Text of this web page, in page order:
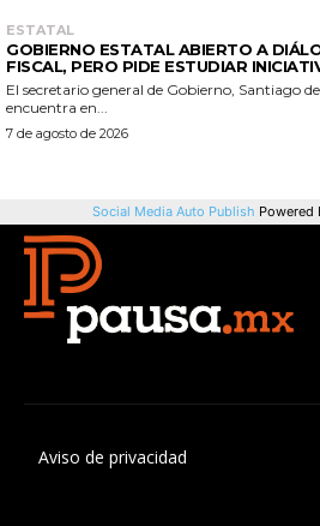
Aviso de privacidad